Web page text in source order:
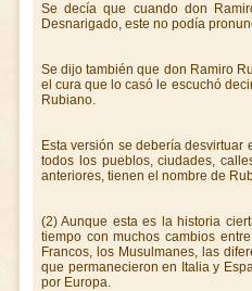
Se decía que cuando don
Desnarigado, este no podía
Se dijo también que don Ramiro
el cura que lo casó le escuchó
Rubiano.
Esta versión se debería
todos los pueblos, ciudades,
anteriores, tienen el nombre de
(2) Aunque esta es la historia
tiempo con muchos cambios
Francos, los Musulmanes, las
que permanecieron en Italia y
por Europa.